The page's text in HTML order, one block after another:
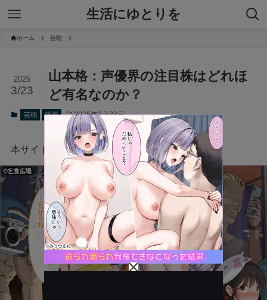
生活にゆとりを
ホーム 芸能
山本格：声優界の注目株はどれほ
ど有名なのか？
2025
3/23
芸能 話題 2025年3月23日
本サイトにはプロモーションが含まれています。